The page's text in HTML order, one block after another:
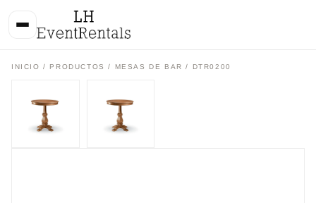
INICIO / PRODUCTOS/ MESAS DE BAR / DTR0200